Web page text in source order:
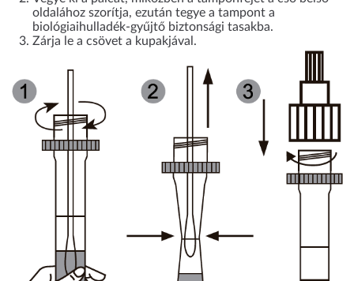
oldalához szorítja, ezután tegye a tampont a
biológiaihulladék-gyűjtő biztonsági tasakba.
Zárja le a csövet a kupakjával.